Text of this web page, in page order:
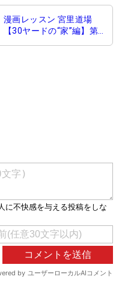
漫画レッスン 宮里道場
【30ヤードの“家”編】第4